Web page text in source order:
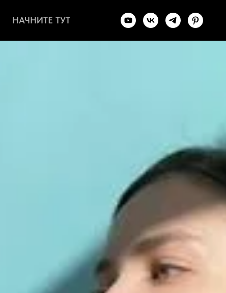
НАЧНИТЕ ТУТ